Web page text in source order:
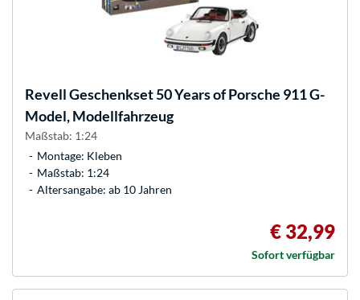
RevellGeschenkset 50 Years of Porsche 911 G-
Model, Modellfahrzeug
Maßstab: 1:24
Montage: Kleben
Maßstab: 1:24
Altersangabe: ab 10 Jahren
€ 32,99
Sofort verfügbar